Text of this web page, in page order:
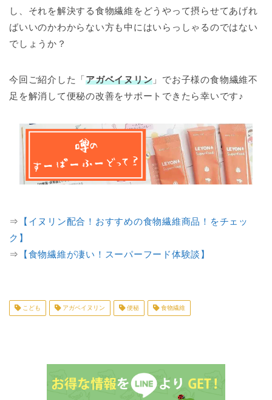
し、それを解決する食物繊維をどうやって摂らせてあげれ
ばいいのかわからない方も中にはいらっしゃるのではない
でしょうか？
今回ご紹介した「アガベイヌリン 」でお子様の食物繊維不
足を解消して便秘の改善をサポートできたら幸いです♪
⇒
【イヌリン配合！おすすめの食物繊維商品！をチェッ
ク】
⇒
【食物繊維が凄い！スーパーフード体験談】
こども アガベイヌリン 便秘 食物繊維